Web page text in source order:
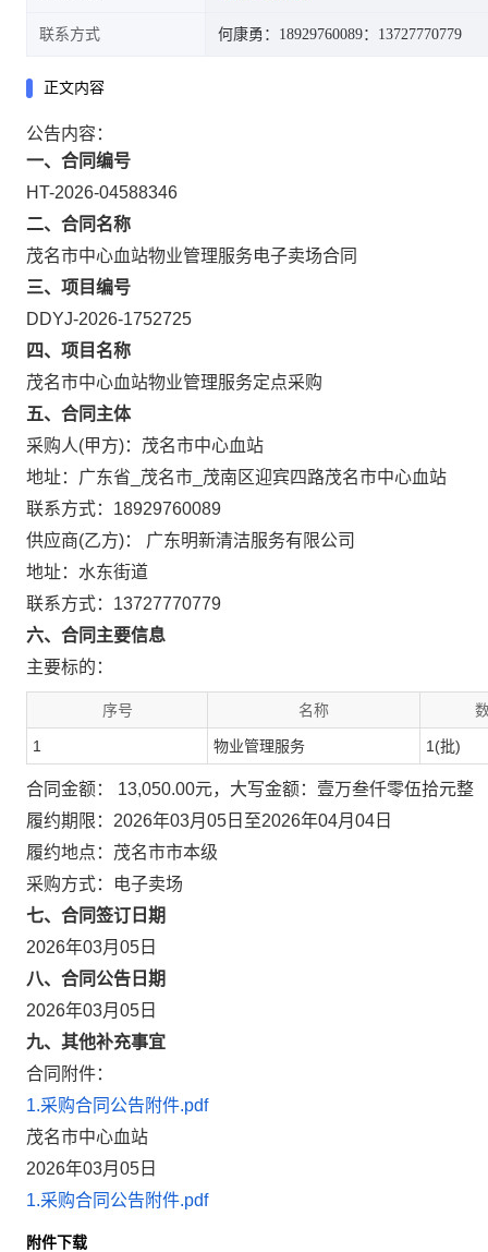
联系方式 何康勇：18929760089：13727770779
正文内容
公告内容：
一、合同编号
HT-2026-04588346
二、合同名称
茂名市中心血站物业管理服务电子卖场合同
三、项目编号
DDYJ-2026-1752725
四、项目名称
茂名市中心血站物业管理服务定点采购
五、合同主体
采购人(甲方)：茂名市中心血站
地址：广东省_茂名市_茂南区迎宾四路茂名市中心血站
联系方式：18929760089
供应商(乙方)： 广东明新清洁服务有限公司
地址：水东街道
联系方式：13727770779
六、合同主要信息
主要标的：
序号 名称
1 物业管理服务 1(批)
合同金额： 13,050.00元，大写金额：壹万叁仟零伍拾元整
履约期限：2026年03月05日至2026年04月04日
履约地点：茂名市市本级
采购方式：电子卖场
七、合同签订日期
2026年03月05日
八、合同公告日期
2026年03月05日
九、其他补充事宜
合同附件：
1.采购合同公告附件.pdf
茂名市中心血站
2026年03月05日
1.采购合同公告附件.pdf
附件下载